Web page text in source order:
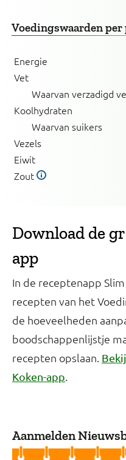
Voedingswaardenper
Energie
Vet
Waarvan verzadigd
Koolhydraten
Waarvan suikers
Vezels
Eiwit
Zout
Download de
app
In de receptenapp
recepten van het
de hoeveelheden
boodschappenlijstje
recepten opslaan.
Koken-app
Aanmelden